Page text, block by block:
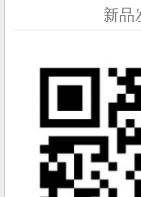
新品